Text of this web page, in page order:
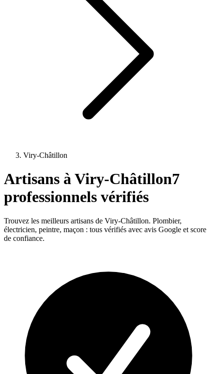
Viry-Châtillon
Artisans àViry-Châtillon7
professionnels vérifiés
Trouvez les meilleurs artisans de Viry-Châtillon. Plombier,
électricien, peintre, maçon : tous vérifiés avec avis Google et score
de confiance.